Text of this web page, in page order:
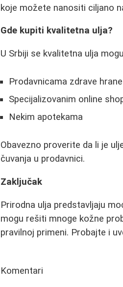
koje možete nanositi ciljano
Gde kupiti kvalitetna ulja?
U Srbiji se kvalitetna ulja
Prodavnicama zdrave hrane
Specijalizovanim online
Nekim apotekama
Obavezno proverite da li je
čuvanja u prodavnici.
Zaključak
Prirodna ulja predstavljaju
mogu rešiti mnoge kožne
pravilnoj primeni. Probajte i
Komentari